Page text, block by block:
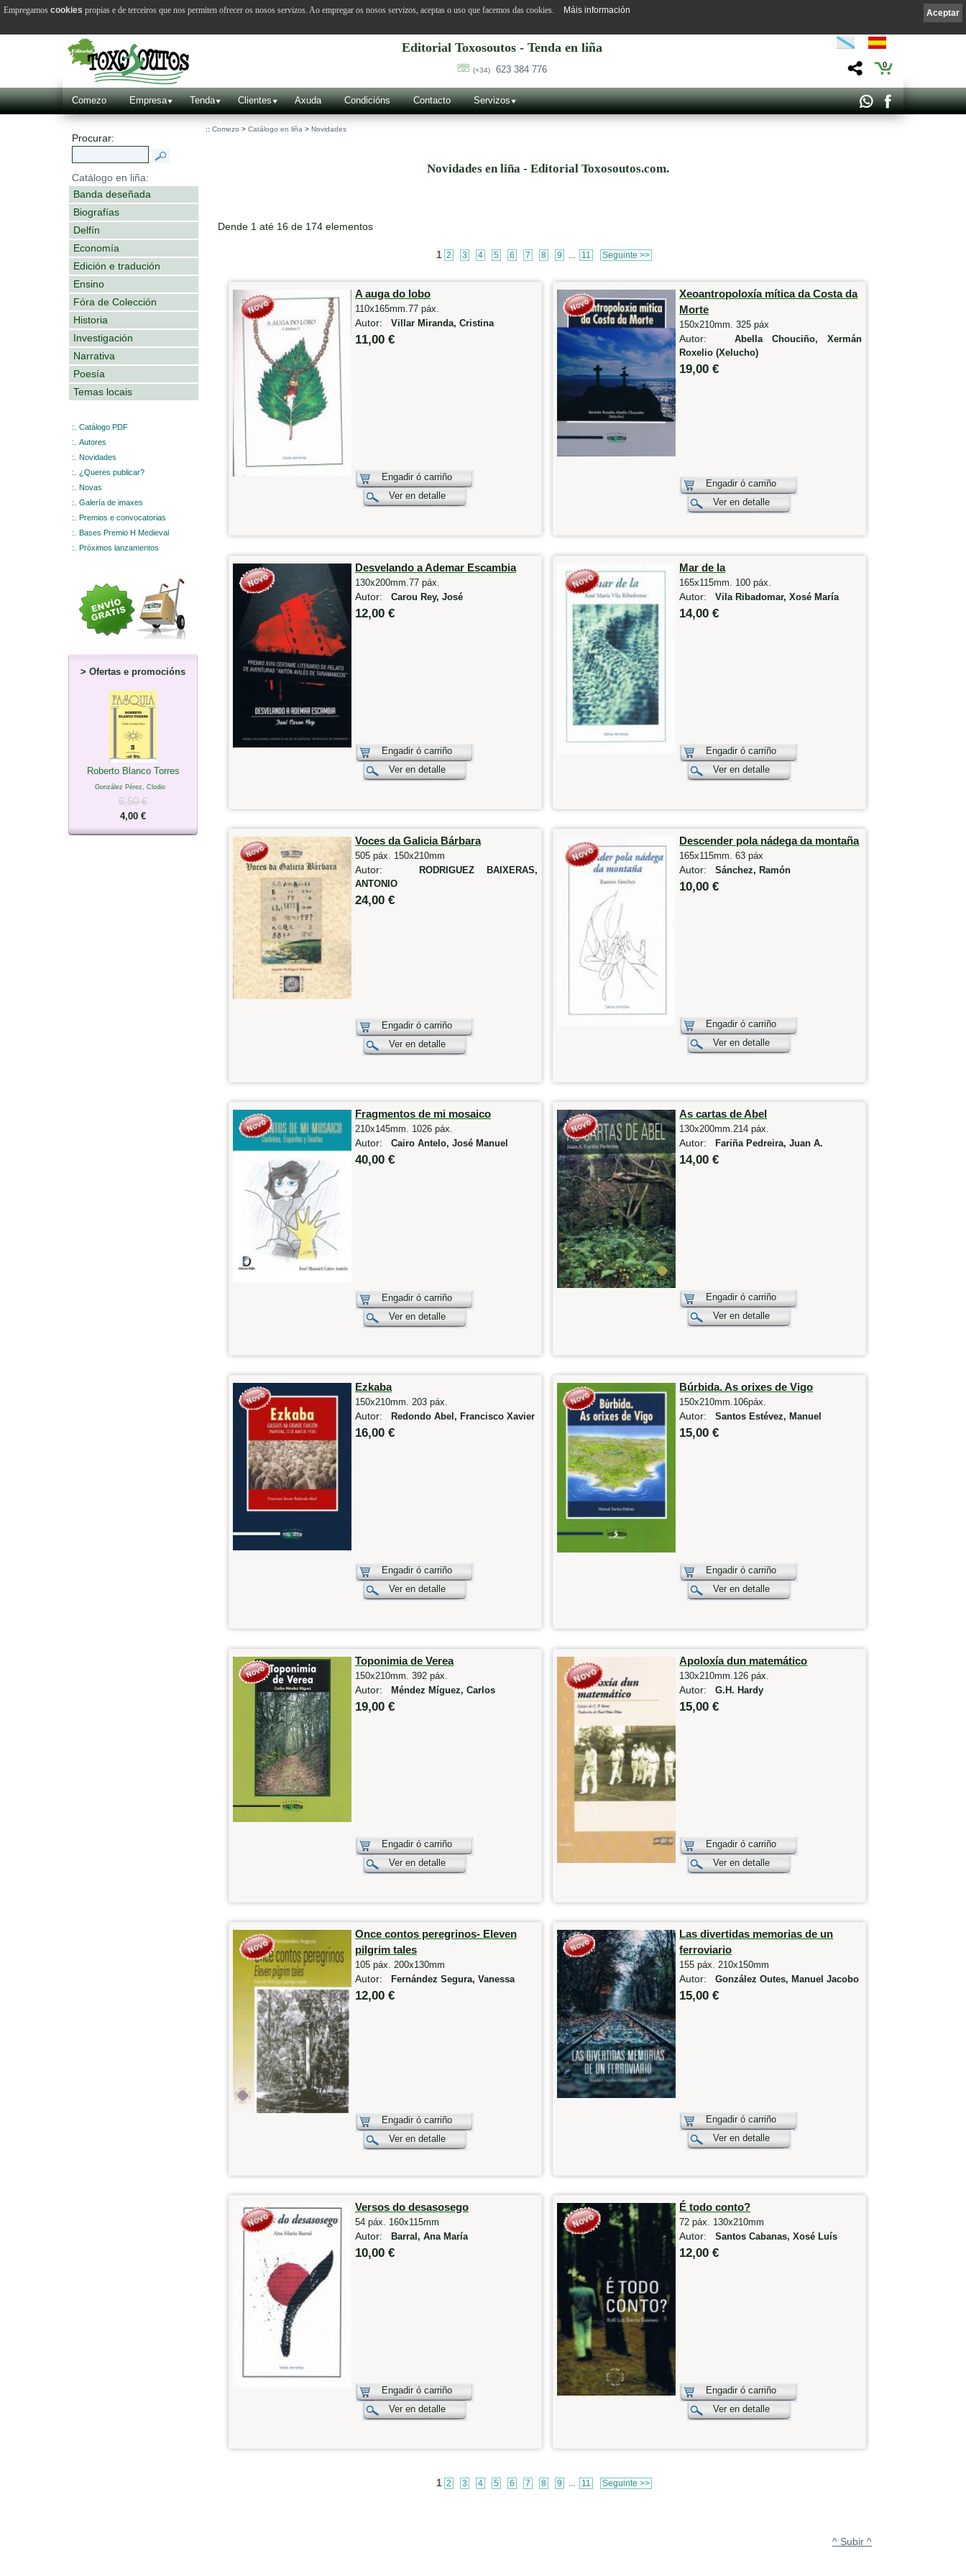
Editorial Toxosoutos - Tenda en liña
(+34) 623 384 776 0
Comezo Empresa Tenda Clientes Axuda Condicións Contacto Servizos
Procurar:
Catálogo en liña:
Banda deseñada
Biografías
Delfín
Economía
Edición e tradución
Ensino
Fóra de Colección
Historia
Investigación
Narrativa
Poesía
Temas locais
:.
Catálogo PDF
:.
Autores
:.
Novidades
:.
¿Queres publicar?
:.
Novas
:.
Galería de imaxes
:.
Premios e convocatorias
:.
Bases Premio H Medieval
:.
Próximos lanzamentos
> Ofertas e promocións
Roberto Blanco Torres
González Pérez, Clodio
6,50 €
4,00 €
:: Comezo > Catálogo en liña > Novidades
Novidades en liña - Editorial Toxosoutos.com.
Dende 1 até 16 de 174 elementos
1 2 3 4 5 6 7 8 9 ... 11 Seguinte >>
A auga do lobo
110x165mm.77 páx.
Autor: Villar Miranda, Cristina
11,00 €
Engadir ó carriño
Ver en detalle
Xeoantropoloxía mítica da Costa da
Morte
150x210mm. 325 páx
Autor:Abella Chouciño, Xermán
Roxelio (Xelucho)
19,00 €
Engadir ó carriño
Ver en detalle
Desvelando a Ademar Escambia
130x200mm.77 páx.
Autor: Carou Rey, José
12,00 €
Engadir ó carriño
Ver en detalle
Mar de la
165x115mm. 100 páx.
Autor:Vila Ribadomar, Xosé María
14,00 €
Engadir ó carriño
Ver en detalle
Voces da Galicia Bárbara
505 páx. 150x210mm
Autor:
RODRIGUEZ BAIXERAS,
ANTONIO
24,00 €
Engadir ó carriño
Ver en detalle
Descender pola nádega da montaña
165x115mm. 63 páx
Autor:Sánchez, Ramón
10,00 €
Engadir ó carriño
Ver en detalle
Fragmentos de mi mosaico
210x145mm. 1026 páx.
Autor: Cairo Antelo, José Manuel
40,00 €
Engadir ó carriño
Ver en detalle
As cartas de Abel
130x200mm.214 páx.
Autor:Fariña Pedreira, Juan A.
14,00 €
Engadir ó carriño
Ver en detalle
Ezkaba
150x210mm. 203 páx.
Autor: Redondo Abel, Francisco Xavier
16,00 €
Engadir ó carriño
Ver en detalle
Búrbida. As orixes de Vigo
150x210mm.106páx.
Autor:Santos Estévez, Manuel
15,00 €
Engadir ó carriño
Ver en detalle
Toponimia de Verea
150x210mm. 392 páx.
Autor: Méndez Míguez, Carlos
19,00 €
Engadir ó carriño
Ver en detalle
Apoloxía dun matemático
130x210mm.126 páx.
Autor:G.H. Hardy
15,00 €
Engadir ó carriño
Ver en detalle
Once contos peregrinos- Eleven
pilgrim tales
105 páx. 200x130mm
Autor: Fernández Segura, Vanessa
12,00 €
Engadir ó carriño
Ver en detalle
Las divertidas memorias de un
ferroviario
155 páx. 210x150mm
Autor:González Outes, Manuel Jacobo
15,00 €
Engadir ó carriño
Ver en detalle
Versos do desasosego
54 páx. 160x115mm
Autor: Barral, Ana María
10,00 €
Engadir ó carriño
Ver en detalle
É todo conto?
72 páx. 130x210mm
Autor:Santos Cabanas, Xosé Luís
12,00 €
Engadir ó carriño
Ver en detalle
1 2 3 4 5 6 7 8 9 ... 11 Seguinte >>
^ Subir ^
Aceptar
Empregamos cookies propias e de terceiros que nos permiten ofrecer os nosos servizos. Ao empregar os nosos servizos, aceptas o uso que facemos das cookies. Máis información